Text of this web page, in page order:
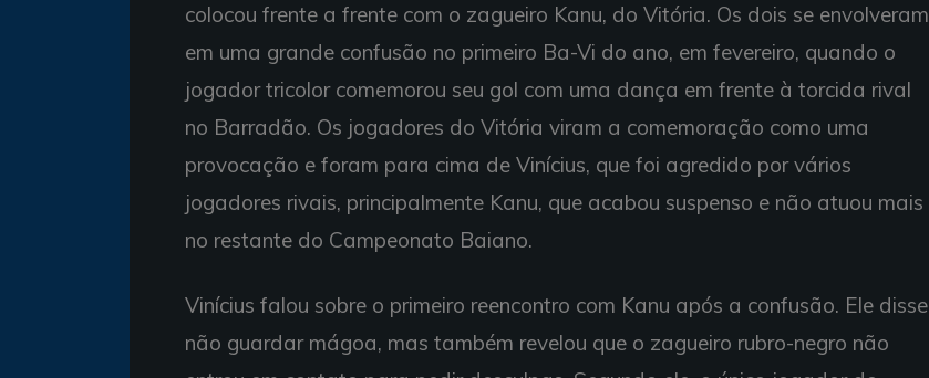
colocou frente a frente com o zagueiro Kanu, do Vitória. Os dois se envolveram
em uma grande confusão no primeiro Ba-Vi do ano, em fevereiro, quando o
jogador tricolor comemorou seu gol com uma dança em frente à torcida rival
no Barradão. Os jogadores do Vitória viram a comemoração como uma
provocação e foram para cima de Vinícius, que foi agredido por vários
jogadores rivais, principalmente Kanu, que acabou suspenso e não atuou mais
no restante do Campeonato Baiano.
Vinícius falou sobre o primeiro reencontro com Kanu após a confusão. Ele disse
não guardar mágoa, mas também revelou que o zagueiro rubro-negro não